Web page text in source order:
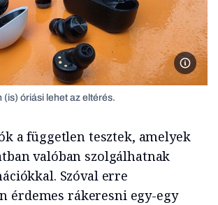
(is) óriási lehet az eltérés.
a független tesztek, amelyek
valóban szolgálhatnak
Szóval erre
érdemes rákeresni egy-egy